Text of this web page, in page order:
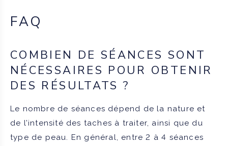
FAQ
COMBIEN DE SÉANCES SONT
NÉCESSAIRES POUR OBTENIR
DES RÉSULTATS ?
Le nombre de séances dépend de la nature et
de l’intensité des taches à traiter, ainsi que du
type de peau. En général, entre 2 à 4 séances